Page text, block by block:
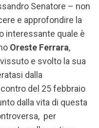
Senatore – non
e approfondire la
interessante quale è
Oreste Ferrara,
e svolto la sua
dalla
del 25 febbraio
dalla vita di questa
per